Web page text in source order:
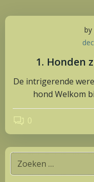
by
1. Honden
De intrigerende
hond Welkom
0
Zoeken
naar: